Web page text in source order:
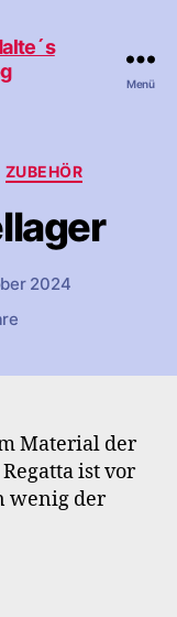
Menü
ZUBEHÖR
2024
zu
Material der
ist vor
wenig der